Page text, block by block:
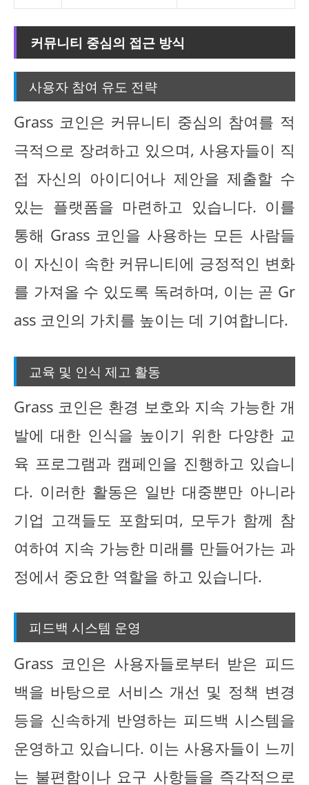
커뮤니티 중심의 접근 방식
사용자 참여 유도 전략
Grass 코인은 커뮤니티 중심의 참여를 적
극적으로 장려하고 있으며, 사용자들이 직
접 자신의 아이디어나 제안을 제출할 수
있는 플랫폼을 마련하고 있습니다. 이를
통해 Grass 코인을 사용하는 모든 사람들
이 자신이 속한 커뮤니티에 긍정적인 변화
를 가져올 수 있도록 독려하며, 이는 곧 Gr
ass 코인의 가치를 높이는 데 기여합니다.
교육 및 인식 제고 활동
Grass 코인은 환경 보호와 지속 가능한 개
발에 대한 인식을 높이기 위한 다양한 교
육 프로그램과 캠페인을 진행하고 있습니
다. 이러한 활동은 일반 대중뿐만 아니라
기업 고객들도 포함되며, 모두가 함께 참
여하여 지속 가능한 미래를 만들어가는 과
정에서 중요한 역할을 하고 있습니다.
피드백 시스템 운영
Grass 코인은 사용자들로부터 받은 피드
백을 바탕으로 서비스 개선 및 정책 변경
등을 신속하게 반영하는 피드백 시스템을
운영하고 있습니다. 이는 사용자들이 느끼
는 불편함이나 요구 사항들을 즉각적으로